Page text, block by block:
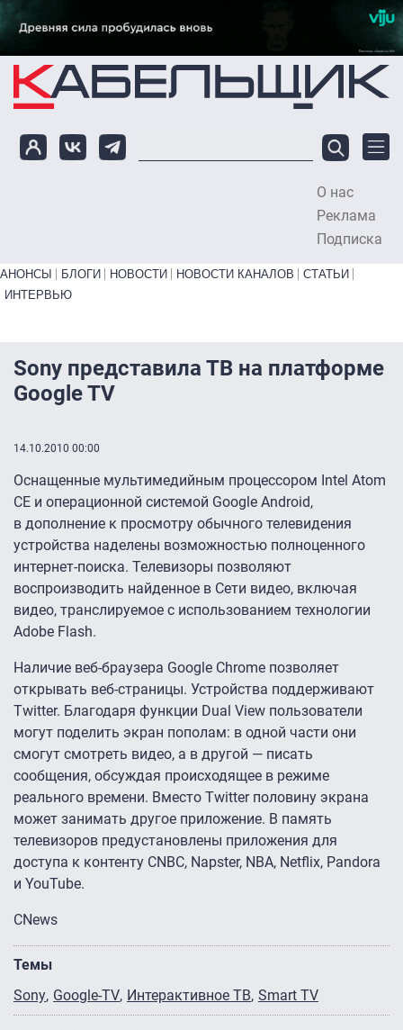
Перейти к основному содержанию
О нас
Реклама
Подписка
Primary links bottom
АНОНСЫ БЛОГИ НОВОСТИ НОВОСТИ КАНАЛОВ
СТАТЬИ
ИНТЕРВЬЮ
Sony представила ТВ на платформе
Google TV
14.10.2010 00:00
Оснащенные мультимедийным процессором Intel Atom
CE и операционной системой Google Android,
в дополнение к просмотру обычного телевидения
устройства наделены возможностью полноценного
интернет-поиска. Телевизоры позволяют
воспроизводить найденное в Сети видео, включая
видео, транслируемое с использованием технологии
Adobe Flash.
Наличие веб-браузера Google Chrome позволяет
открывать веб-страницы. Устройства поддерживают
Twitter. Благодаря функции Dual View пользователи
могут поделить экран пополам: в одной части они
смогут смотреть видео, а в другой — писать
сообщения, обсуждая происходящее в режиме
реального времени. Вместо Twitter половину экрана
может занимать другое приложение. В память
телевизоров предустановлены приложения для
доступа к контенту CNBC, Napster, NBA, Netflix, Pandora
и YouTube.
CNews
Темы
Sony Google-TV Интерактивное ТВ Smart TV